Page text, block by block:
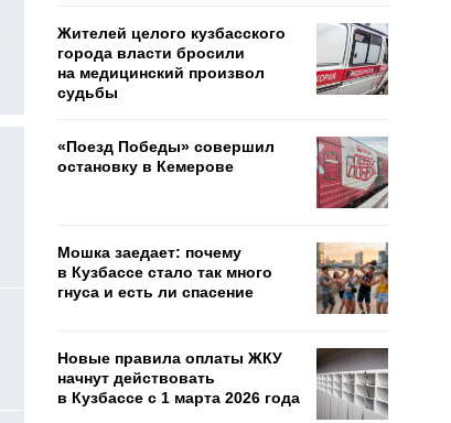
Жителей целого кузбасского
города власти бросили
на медицинский произвол
судьбы
«Поезд Победы» совершил
остановку в Кемерове
Мошка заедает: почему
в Кузбассе стало так много
гнуса и есть ли спасение
Новые правила оплаты ЖКУ
начнут действовать
в Кузбассе с 1 марта 2026 года